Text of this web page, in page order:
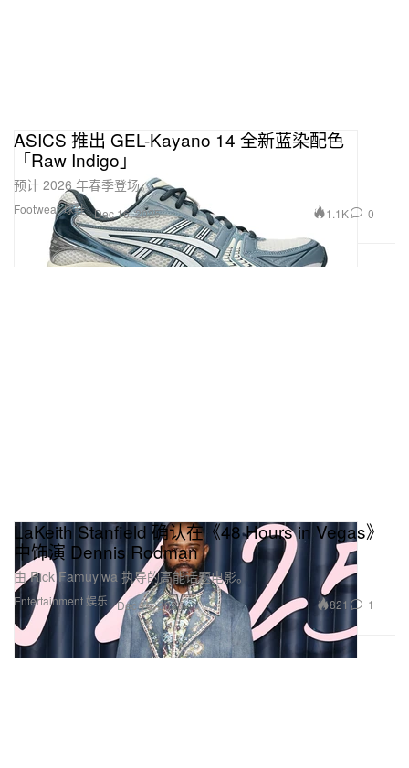
Footwear 球鞋
ASICS 推出 GEL-Kayano 14 全新蓝染配色
「Raw Indigo」
预计 2026 年春季登场。
Dec 16, 2025 1.1K 0
Entertainment 娱乐
LaKeith Stanfield 确认在《48 Hours in Vegas》
中饰演 Dennis Rodman
由 Rick Famuyiwa 执导的高能话题电影。
Dec 16, 2025 821 1